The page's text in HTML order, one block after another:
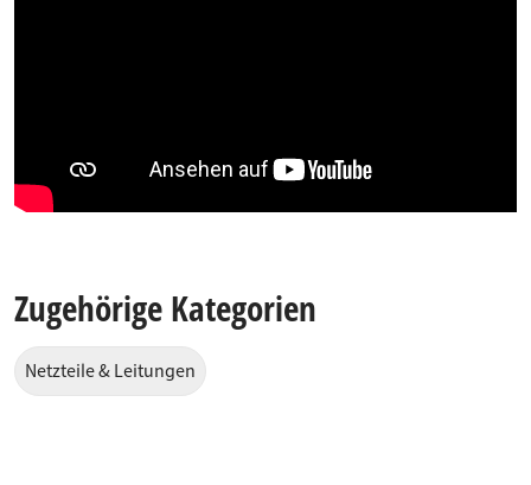
Zugehörige Kategorien
Netzteile & Leitungen